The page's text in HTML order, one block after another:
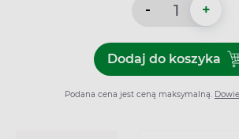
- +
Dodaj do koszyka
Dodaj do
Podana cena jest ceną maksymalną.